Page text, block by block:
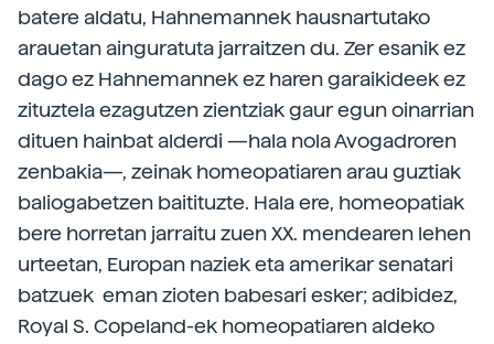
batere aldatu, Hahnemannek hausnartutako
arauetan ainguratuta jarraitzen du. Zer esanik ez
dago ez Hahnemannek ez haren garaikideek ez
zituztela ezagutzen zientziak gaur egun oinarrian
dituen hainbat alderdi —hala nola Avogadroren
zenbakia—, zeinak homeopatiaren arau guztiak
baliogabetzen baitituzte. Hala ere, homeopatiak
bere horretan jarraitu zuen XX. mendearen lehen
urteetan, Europan naziek eta amerikar senatari
batzuek eman zioten babesari esker; adibidez,
Royal S. Copeland-ek homeopatiaren aldeko